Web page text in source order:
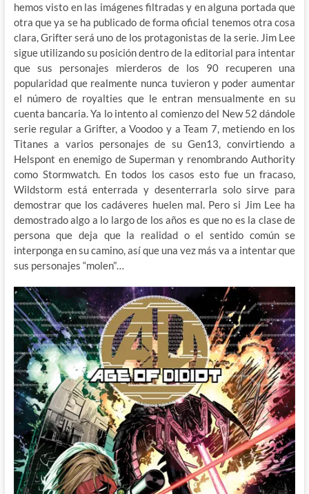
hemos visto en las imágenes filtradas y en alguna portada que
otra que ya se ha publicado de forma oficial tenemos otra cosa
clara, Grifter será uno de los protagonistas de la serie. Jim Lee
sigue utilizando su posición dentro de la editorial para intentar
que sus personajes mierderos de los 90 recuperen una
popularidad que realmente nunca tuvieron y poder aumentar
el número de royalties que le entran mensualmente en su
cuenta bancaria. Ya lo intento al comienzo del New 52 dándole
serie regular a Grifter, a Voodoo y a Team 7, metiendo en los
Titanes a varios personajes de su Gen13, convirtiendo a
Helspont en enemigo de Superman y renombrando Authority
como Stormwatch. En todos los casos esto fue un fracaso,
Wildstorm está enterrada y desenterrarla solo sirve para
demostrar que los cadáveres huelen mal. Pero si Jim Lee ha
demostrado algo a lo largo de los años es que no es la clase de
persona que deja que la realidad o el sentido común se
interponga en su camino, así que una vez más va a intentar que
sus personajes “molen”…